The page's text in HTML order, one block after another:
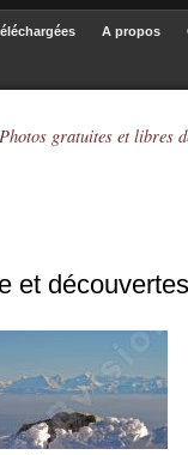
Photos gratuites et libres
A propos
et